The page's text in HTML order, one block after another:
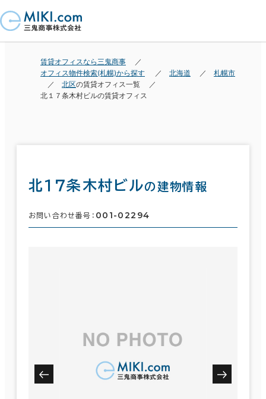
賃貸オフィスなら三鬼商事
オフィス物件検索(札幌)から探す
北海道
札幌市
北区の賃貸オフィス一覧
北１７条木村ビルの賃貸オフィス
北１７条木村ビルの建物情報
お問い合わせ番号： 001-02294